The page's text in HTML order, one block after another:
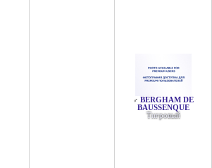
♂ BERGHAM DE
BAUSSENQUE
Тигровый